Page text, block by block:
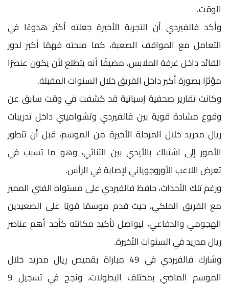
الوقت.
وأكد فالفيردي أن التجربة الأخيرة جعلته أكثر هدوءًا في
التعامل مع المواقف الصعبة، كما منحته فهمًا أكبر لدور
القائد داخل غرفة الملابس، مضيفًا أنه يتطلع لأن يكون عنصرًا
مؤثرًا بصورة أكبر داخل الفريق خلال السنوات المقبلة.
وكانت تقارير صحفية إسبانية قد كشفت في وقت سابق عن
وقوع مشادة قوية بين فالفيردي وتشواميني داخل تدريبات
ريال مدريد خلال المرحلة الأخيرة من الموسم، قبل أن تتطور
الأمور إلى اشتباك بالأيدي بين الثنائي، وهو ما تسبب في
تعرض اللاعب الأوروجوياني لإصابة في الرأس.
ورغم تلك الأحداث، حافظ فالفيردي على مستواه الفني المميز
مع الفريق الملكي، حيث قدم موسمًا قويًا على الصعيدين
الهجومي والدفاعي، ليواصل تأكيد مكانته كأحد أهم عناصر
ريال مدريد في السنوات الأخيرة.
وشارك فالفيردي في 49 مباراة بقميص ريال مدريد خلال
الموسم الماضي بمختلف البطولات، ونجح في تسجيل 9